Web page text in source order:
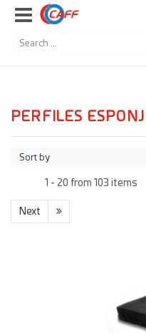
PERFILES
1 - 20 from 103 items
Next